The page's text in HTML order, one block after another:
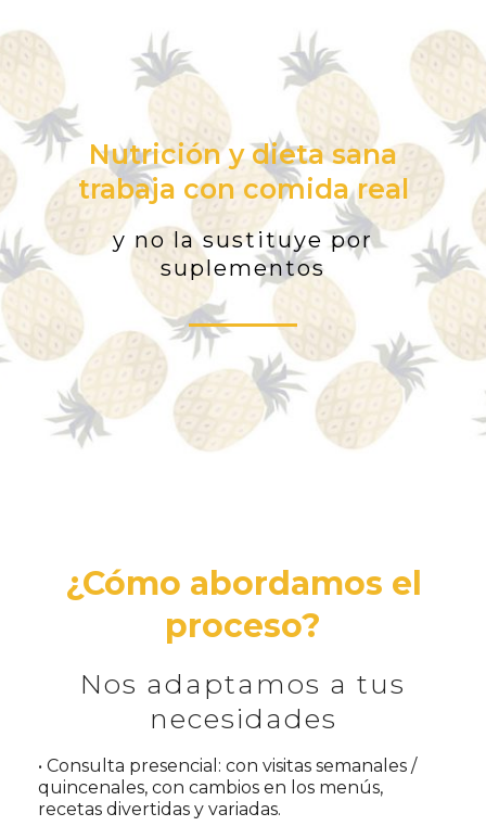
Nutrición y dieta sana
trabaja con comida real
y no la sustituye por
suplementos
¿Cómo abordamos el
proceso?
Nos adaptamos a tus
necesidades
• Consulta presencial: con visitas semanales /
quincenales, con cambios en los menús,
recetas divertidas y variadas.